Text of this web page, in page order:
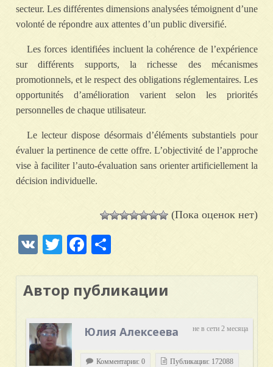
secteur. Les différentes dimensions analysées témoignent d’une
volonté de répondre aux attentes d’un public diversifié.
Les forces identifiées incluent la cohérence de l’expérience
sur différents supports, la richesse des mécanismes
promotionnels, et le respect des obligations réglementaires. Les
opportunités d’amélioration varient selon les priorités
personnelles de chaque utilisateur.
Le lecteur dispose désormais d’éléments substantiels pour
évaluer la pertinence de cette offre. L’objectivité de l’approche
vise à faciliter l’auto-évaluation sans orienter artificiellement la
décision individuelle.
(Пока оценок нет)
VK TwitterFacebook
Автор публикации
не в сети 2 месяца
Юлия Алексеева
Комментарии: 0 Публикации: 172088